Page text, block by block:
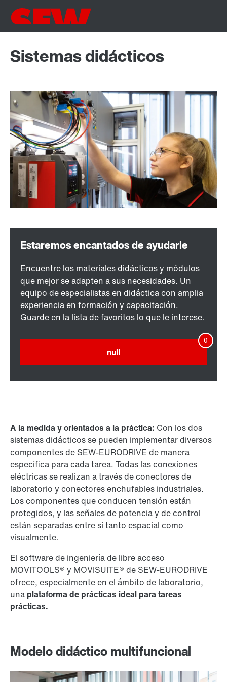
Sistemas didácticos
Encuentre los materiales didácticos y módulos
que mejor se adapten a sus necesidades. Un
equipo de especialistas en didáctica con amplia
experiencia en formación y capacitación.
Guarde en la lista de favoritos lo que le interese.
null
A la medida y orientados a la práctica: Con los dos
sistemas didácticos se pueden implementar diversos
componentes de SEW-EURODRIVE de manera
específica para cada tarea. Todas las conexiones
eléctricas se realizan a través de conectores de
laboratorio y conectores enchufables industriales.
Los componentes que conducen tensión están
protegidos, y las señales de potencia y de control
están separadas entre sí tanto espacial como
visualmente.
El software de ingeniería de libre acceso
MOVITOOLS® y MOVISUITE® de SEW-EURODRIVE
ofrece, especialmente en el ámbito de laboratorio,
una plataforma de prácticas ideal para tareas
prácticas.
Modelo didáctico multifuncional